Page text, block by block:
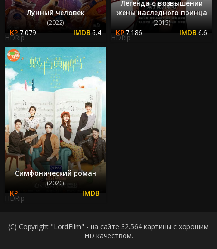
Лунный человек
(2022)
7.079 6.4
HDRip
Легенда о возвышении
жены наследного принца
(2015)
7.186 6.6
HDRip
Симфонический роман
(2020)
HDRip
(C) Copyright "LordFilm" - на сайте 32.564 картины с хорошим
HD качеством.